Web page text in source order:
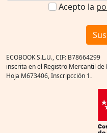
Acepto la
ECOBOOK S.L.U., CIF: B78664299
inscrita en el Registro Mercantil de
Hoja M673406, Inscripcción 1.